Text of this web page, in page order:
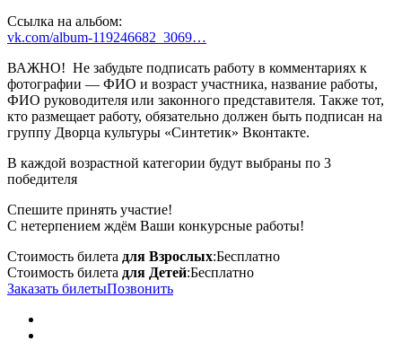
Ссылка на альбом:
vk.com/album-119246682_3069…
ВАЖНО! Не забудьте подписать работу в комментариях к
фотографии — ФИО и возраст участника, название работы,
ФИО руководителя или законного представителя. Также тот,
кто размещает работу, обязательно должен быть подписан на
группу Дворца культуры «Синтетик» Вконтакте.
В каждой возрастной категории будут выбраны по 3
победителя
Спешите принять участие!
С нетерпением ждём Ваши конкурсные работы!
Стоимость билета для Взрослых:Бесплатно
Стоимость билета для Детей:Бесплатно
Заказать билетыПозвонить